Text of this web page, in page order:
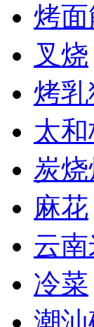
烤面
叉烧
烤乳
太
炭烧
麻花
云
冷菜